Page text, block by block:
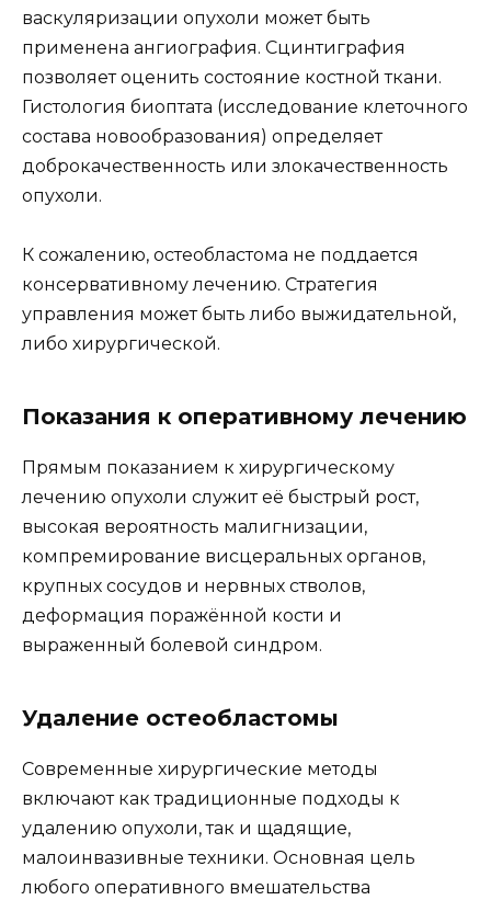
васкуляризации опухоли может быть
применена ангиография. Сцинтиграфия
позволяет оценить состояние костной ткани.
Гистология биоптата (исследование клеточного
состава новообразования) определяет
доброкачественность или злокачественность
опухоли.
К сожалению, остеобластома не поддается
консервативному лечению. Стратегия
управления может быть либо выжидательной,
либо хирургической.
Показания к оперативному лечению
Прямым показанием к хирургическому
лечению опухоли служит её быстрый рост,
высокая вероятность малигнизации,
компремирование висцеральных органов,
крупных сосудов и нервных стволов,
деформация поражённой кости и
выраженный болевой синдром.
Удаление остеобластомы
Современные хирургические методы
включают как традиционные подходы к
удалению опухоли, так и щадящие,
малоинвазивные техники. Основная цель
любого оперативного вмешательства